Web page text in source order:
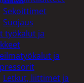
Sekoittimet
Suojaus
työkalut ja
ja
Letkut, liittimet ja